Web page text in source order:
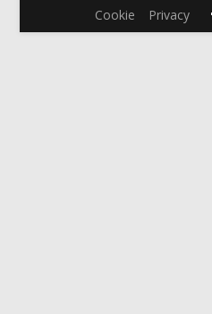
Cookie Privacy